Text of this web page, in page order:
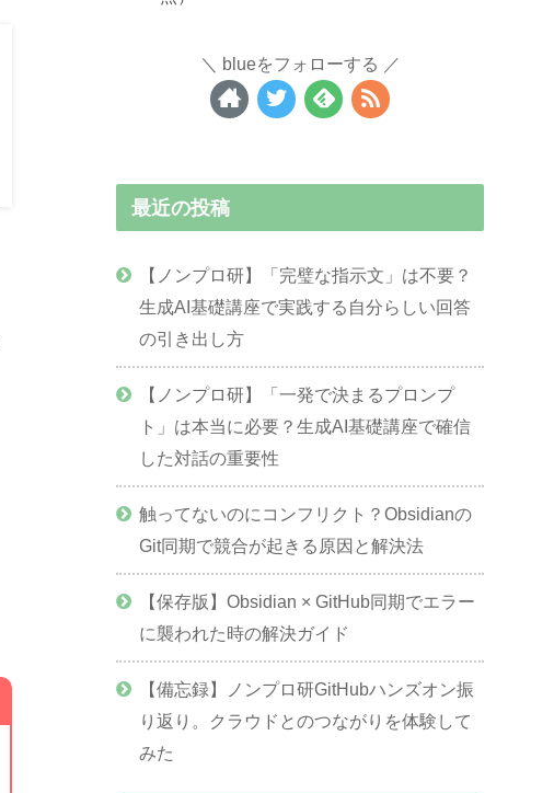
blueをフォローする
最近の投稿
【ノンプロ研】「完璧な指示文」は不要？
生成AI基礎講座で実践する自分らしい回答
の引き出し方
【ノンプロ研】「一発で決まるプロンプ
ト」は本当に必要？生成AI基礎講座で確信
した対話の重要性
触ってないのにコンフリクト？Obsidianの
Git同期で競合が起きる原因と解決法
【保存版】Obsidian × GitHub同期でエラー
に襲われた時の解決ガイド
【備忘録】ノンプロ研GitHubハンズオン振
り返り。クラウドとのつながりを体験して
みた